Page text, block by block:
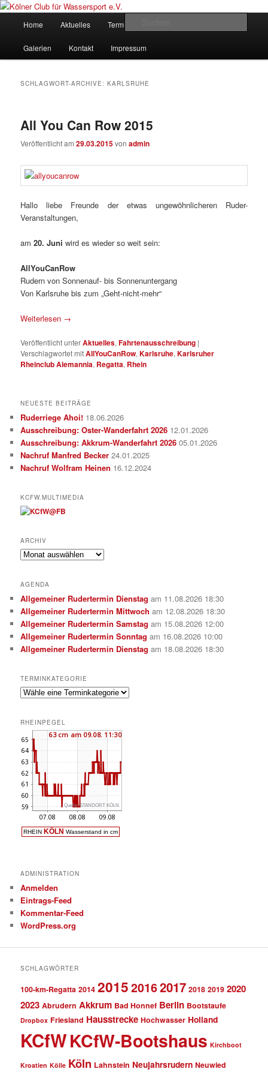
Zum
wechseln
Zum
wechselnKölner Club für Wassersport e.V.
gegründet 1907
Home Aktuelles Termine
Galerien Kontakt Impressum
SCHLAGWORT-ARCHIVE:KARLSRUHE
All You Can Row 2015
Veröffentlicht am29.03.2015vonadmin
Hallo liebe Freunde der etwas ungewöhnlicheren Ruder-
Veranstaltungen,
am20. Juni wird es wieder so weit sein:
AllYouCanRow
Rudern von Sonnenauf- bis Sonnenuntergang
Von Karlsruhe bis zum „Geht-nicht-mehr“
Weiterlesen →
Veröffentlicht unterAktuelles,Fahrtenausschreibung |
Verschlagwortet mitAllYouCanRow,Karlsruhe,Karlsruher
Rheinclub Alemannia, Regatta, Rhein
NEUESTE BEITRÄGE
Ruderriege Ahoi! 18.06.2026
Ausschreibung: Oster-Wanderfahrt 2026 12.01.2026
Ausschreibung: Akkrum-Wanderfahrt 2026 05.01.2026
Nachruf Manfred Becker 24.01.2025
Nachruf Wolfram Heinen 16.12.2024
KCFW.MULTIMEDIA
ARCHIV
Archiv
AGENDA
Allgemeiner Rudertermin Dienstag am 11.08.2026 18:30
Allgemeiner Rudertermin Mittwoch am 12.08.2026 18:30
Allgemeiner Rudertermin Samstag am 15.08.2026 12:00
Allgemeiner Rudertermin Sonntag am 16.08.2026 10:00
Allgemeiner Rudertermin Dienstag am 18.08.2026 18:30
TERMINKATEGORIE
RHEINPEGEL
ADMINISTRATION
Anmelden
Eintrags-Feed
Kommentar-Feed
WordPress.org
SCHLAGWÖRTER
100-km-Regatta 2014 201520162017 2018 2019 2020
2023 Abrudern Akkrum Bad Honnef Berlin Bootstaufe
Dropbox Friesland Hausstrecke Hochwasser Holland
KCfWKCfW-Bootshaus Kirchboot
Kroatien Kölle Köln Lahnstein Neujahrsrudern Neuwied